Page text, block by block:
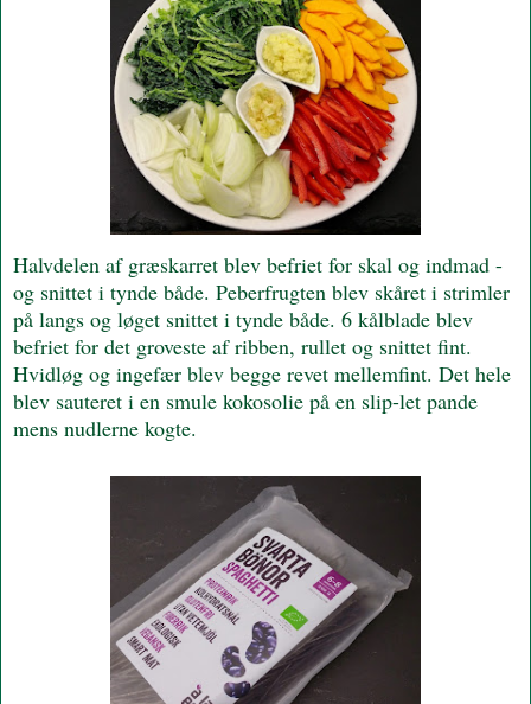
Halvdelen af græskarret blev befriet for skal og indmad -
og snittet i tynde både. Peberfrugten blev skåret i strimler
på langs og løget snittet i tynde både. 6 kålblade blev
befriet for det groveste af ribben, rullet og snittet fint.
Hvidløg og ingefær blev begge revet mellemfint. Det hele
blev sauteret i en smule kokosolie på en slip-let pande
mens nudlerne kogte.